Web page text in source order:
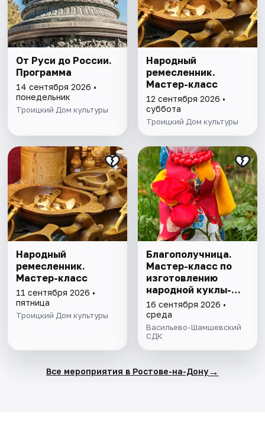
От Руси до России.
Программа
14 сентября 2026 •
понедельник
Троицкий Дом культуры
Народный
ремесленник.
Мастер-класс
12 сентября 2026 •
суббота
Троицкий Дом культуры
Народный
ремесленник.
Мастер-класс
11 сентября 2026 •
пятница
Троицкий Дом культуры
Благополучница.
Мастер-класс по
изготовлению
народной куклы-
оберега
16 сентября 2026 •
среда
Васильево-Шамшевский
СДК
Все мероприятия в Ростове-на-Дону→